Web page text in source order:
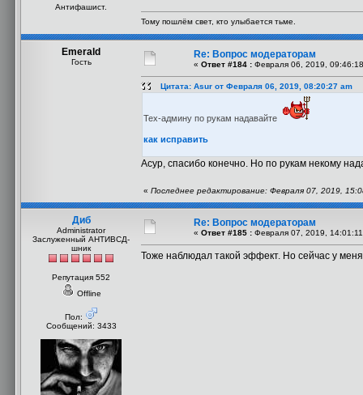
Антифашист.
Тому пошлём свет, кто улыбается тьме.
Emerald
Гость
Re: Вопрос модераторам
« Ответ #184 : Февраля 06, 2019,
Цитата: Asur от Февраля 06, 2019, 08:20:27 am
Тех-админу по рукам надавайте
как исправить
Асур, спасибо конечно. Но по рукам некому
« Последнее редактирование: Февраля 07, 2019,
Диб
Administrator
Заслуженный АНТИВСД-
шник
Репутация 552
Offline
Пол:
Сообщений: 3433
Re: Вопрос модераторам
« Ответ #185 : Февраля 07, 2019,
Тоже наблюдал такой эффект. Но сейчас у